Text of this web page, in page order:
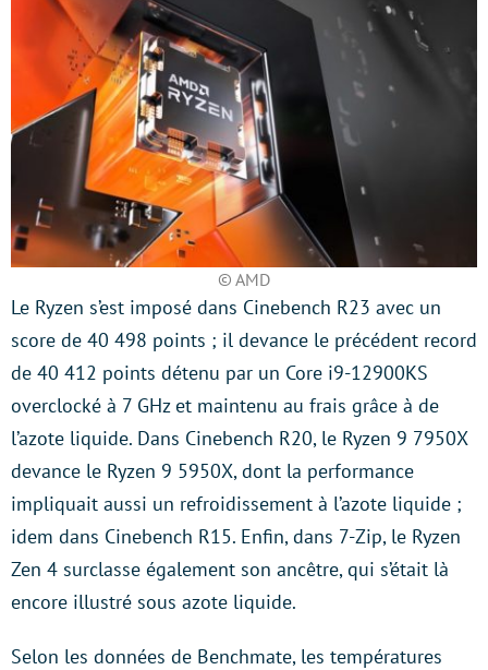
© AMD
Le Ryzen s’est imposé dans Cinebench R23 avec un
score de 40 498 points ; il devance le précédent record
de 40 412 points détenu par un Core i9-12900KS
overclocké à 7 GHz et maintenu au frais grâce à de
l’azote liquide. Dans Cinebench R20, le Ryzen 9 7950X
devance le Ryzen 9 5950X, dont la performance
impliquait aussi un refroidissement à l’azote liquide ;
idem dans Cinebench R15. Enfin, dans 7-Zip, le Ryzen
Zen 4 surclasse également son ancêtre, qui s’était là
encore illustré sous azote liquide.
Selon les données de Benchmate, les températures